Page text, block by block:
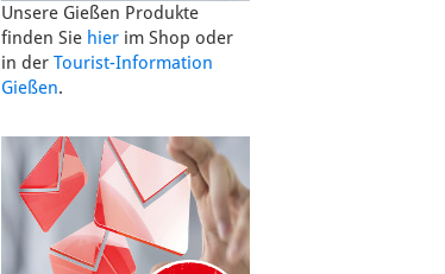
Unsere Gießen Produkte
finden Sie hierim Shop oder
in der Tourist-Information
Gießen.